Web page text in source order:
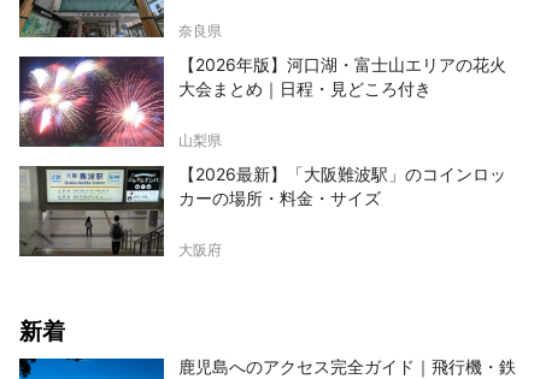
奈良県
【2026年版】河口湖・富士山エリアの花火
大会まとめ｜日程・見どころ付き
山梨県
【2026最新】「大阪難波駅」のコインロッ
カーの場所・料金・サイズ
大阪府
新着
鹿児島へのアクセス完全ガイド｜飛行機・鉄